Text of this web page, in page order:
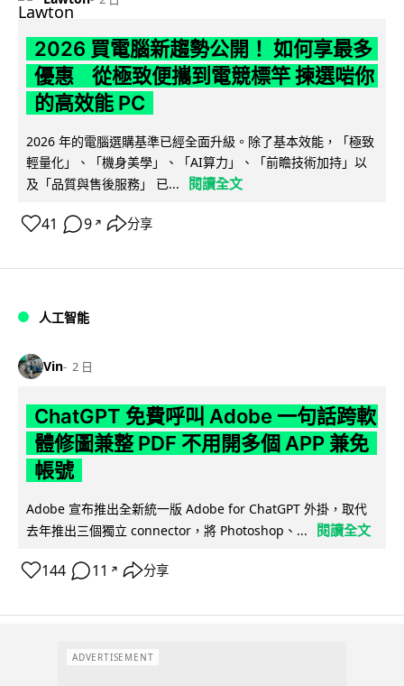
2026 買電腦新趨勢公開！ 如何享最多
優惠 從極致便攜到電競標竿 揀選啱你
的高效能 PC
2026 年的電腦選購基準已經全面升級。除了基本效能，「極致
輕量化」、「機身美學」、「AI算力」、「前瞻技術加持」以
及「品質與售後服務」 已...
閱讀全文
41 9 ↗ 分享
人工智能
Vin 2 日
ChatGPT 免費呼叫 Adobe 一句話跨軟
體修圖兼整 PDF 不用開多個 APP 兼免
帳號
Adobe 宣布推出全新統一版 Adobe for ChatGPT 外掛，取代
去年推出三個獨立 connector，將 Photoshop、...
閱讀全文
144 11 ↗ 分享
ADVERTISEMENT